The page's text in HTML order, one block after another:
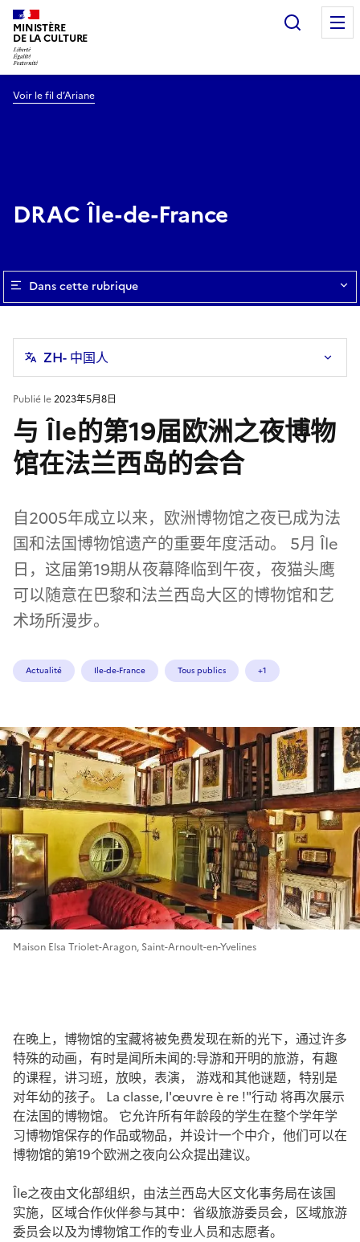
MINISTÈRE
DE LA CULTURE
Voir le fil d’Ariane
DRAC Île-de-France
Dans cette rubrique
ZH- 中国人
与 Île的第19届欧洲之夜博物
馆在法兰西岛的会合
自2005年成立以来，欧洲博物馆之夜已成为法
国和法国博物馆遗产的重要年度活动。 5月 Île
日，这届第19期从夜幕降临到午夜，夜猫头鹰
可以随意在巴黎和法兰西岛大区的博物馆和艺
术场所漫步。
Publié le2023年5月8日
Actualité Ile-de-France Tous publics +1
Maison Elsa Triolet-Aragon, Saint-Arnoult-en-Yvelines
在晚上，博物馆的宝藏将被免费发现在新的光下，通过许多
特殊的动画，有时是闻所未闻的:导游和开明的旅游，有趣
的课程，讲习班，放映，表演， 游戏和其他谜题，特别是
对年幼的孩子。 La classe, l'œuvre è re !"行动 将再次展示
在法国的博物馆。 它允许所有年龄段的学生在整个学年学
习博物馆保存的作品或物品，并设计一个中介，他们可以在
博物馆的第19个欧洲之夜向公众提出建议。
Île之夜由文化部组织，由法兰西岛大区文化事务局在该国
实施，区域合作伙伴参与其中：省级旅游委员会，区域旅游
委员会以及为博物馆工作的专业人员和志愿者。